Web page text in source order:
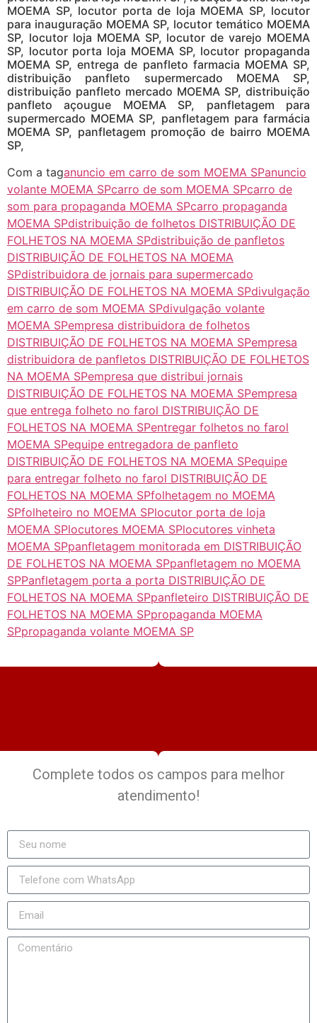
MOEMA SP, locutor porta de loja MOEMA SP, locutor
para inauguração MOEMA SP, locutor temático MOEMA
SP, locutor loja MOEMA SP, locutor de varejo MOEMA
SP, locutor porta loja MOEMA SP, locutor propaganda
MOEMA SP, entrega de panfleto farmacia MOEMA SP,
distribuição panfleto supermercado MOEMA SP,
distribuição panfleto mercado MOEMA SP, distribuição
panfleto açougue MOEMA SP, panfletagem para
supermercado MOEMA SP, panfletagem para farmácia
MOEMA SP, panfletagem promoção de bairro MOEMA
SP,
Com a taganuncio em carro de som MOEMA SPanuncio
volante MOEMA SPcarro de som MOEMA SPcarro de
som para propaganda MOEMA SPcarro propaganda
MOEMA SPdistribuição de folhetos DISTRIBUIÇÃO DE
FOLHETOS NA MOEMA SPdistribuição de panfletos
DISTRIBUIÇÃO DE FOLHETOS NA MOEMA
SPdistribuidora de jornais para supermercado
DISTRIBUIÇÃO DE FOLHETOS NA MOEMA SPdivulgação
em carro de som MOEMA SPdivulgação volante
MOEMA SPempresa distribuidora de folhetos
DISTRIBUIÇÃO DE FOLHETOS NA MOEMA SPempresa
distribuidora de panfletos DISTRIBUIÇÃO DE FOLHETOS
NA MOEMA SPempresa que distribui jornais
DISTRIBUIÇÃO DE FOLHETOS NA MOEMA SPempresa
que entrega folheto no farol DISTRIBUIÇÃO DE
FOLHETOS NA MOEMA SPentregar folhetos no farol
MOEMA SPequipe entregadora de panfleto
DISTRIBUIÇÃO DE FOLHETOS NA MOEMA SPequipe
para entregar folheto no farol DISTRIBUIÇÃO DE
FOLHETOS NA MOEMA SPfolhetagem no MOEMA
SPfolheteiro no MOEMA SPlocutor porta de loja
MOEMA SPlocutores MOEMA SPlocutores vinheta
MOEMA SPpanfletagem monitorada em DISTRIBUIÇÃO
DE FOLHETOS NA MOEMA SPpanfletagem no MOEMA
SPPanfletagem porta a porta DISTRIBUIÇÃO DE
FOLHETOS NA MOEMA SPpanfleteiro DISTRIBUIÇÃO DE
FOLHETOS NA MOEMA SPpropaganda MOEMA
SPpropaganda volante MOEMA SP
Complete todos os campos para melhor
atendimento!